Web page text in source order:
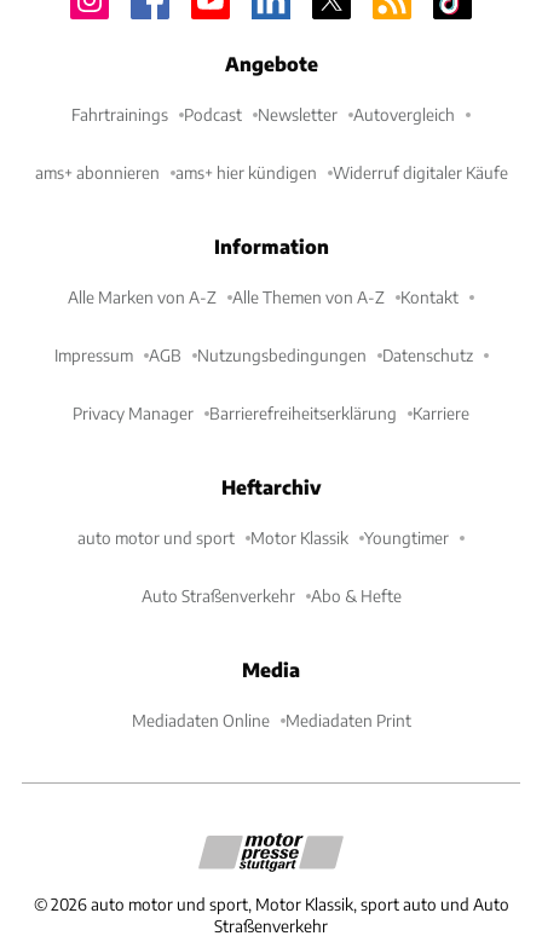
Angebote
Fahrtrainings Podcast Newsletter Autovergleich
ams+ abonnieren ams+ hier kündigen Widerruf digitaler Käufe
Information
Alle Marken von A-Z Alle Themen von A-Z Kontakt
Impressum AGB Nutzungsbedingungen Datenschutz
Privacy Manager Barrierefreiheitserklärung Karriere
Heftarchiv
auto motor und sport Motor Klassik Youngtimer
Auto Straßenverkehr Abo & Hefte
Media
Mediadaten Online Mediadaten Print
©2026 auto motor und sport, Motor Klassik, sport auto und Auto
Straßenverkehr